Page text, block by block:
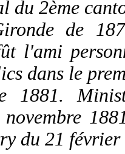
du 2ème
de
l'ami
dans le
1881.
du 21